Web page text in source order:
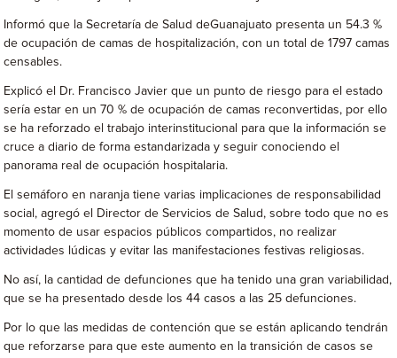
Informó que la Secretaría de Salud deGuanajuato presenta un 54.3 %
de ocupación de camas de hospitalización, con un total de 1797 camas
censables.
Explicó el Dr. Francisco Javier que un punto de riesgo para el estado
sería estar en un 70 % de ocupación de camas reconvertidas, por ello
se ha reforzado el trabajo interinstitucional para que la información se
cruce a diario de forma estandarizada y seguir conociendo el
panorama real de ocupación hospitalaria.
El semáforo en naranja tiene varias implicaciones de responsabilidad
social, agregó el Director de Servicios de Salud, sobre todo que no es
momento de usar espacios públicos compartidos, no realizar
actividades lúdicas y evitar las manifestaciones festivas religiosas.
No así, la cantidad de defunciones que ha tenido una gran variabilidad,
que se ha presentado desde los 44 casos a las 25 defunciones.
Por lo que las medidas de contención que se están aplicando tendrán
que reforzarse para que este aumento en la transición de casos se